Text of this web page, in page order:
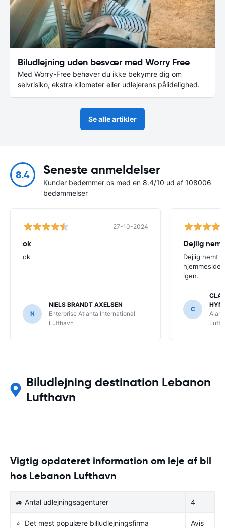
Biludlejning uden besvær med Worry Free
Med Worry-Free behøver du ikke bekymre dig om
selvrisiko, ekstra kilometer eller udlejerens pålidelighed.
Se alle artikler
8.4 Seneste anmeldelser
Kunder bedømmer os med en 8.4/10 ud af 108006
bedømmelser
27-10-2024
ok
ok
N
NIELS BRANDT AXELSEN
Enterprise Atlanta International
Lufthavn
Dejlig
Dejlig nemt
igen.
C
Biludlejning destination Lebanon
Lufthavn
Vigtig opdateret information om leje af bil
hos Lebanon Lufthavn
🚙 Antal udlejningsagenturer 4
⭐ Det mest populære billudlejningsfirma Avis